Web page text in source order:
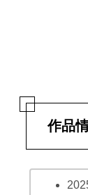
作品